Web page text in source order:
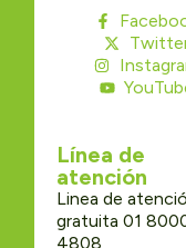
Línea de
atención
Linea de
gratuita 01
4808